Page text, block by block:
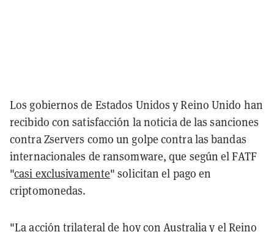
Los gobiernos de Estados Unidos y Reino Unido han
recibido con satisfacción la noticia de las sanciones
contra Zservers como un golpe contra las bandas
internacionales de ransomware, que según el FATF
"casi exclusivamente" solicitan el pago en
criptomonedas.
"La acción trilateral de hoy con Australia y el Reino